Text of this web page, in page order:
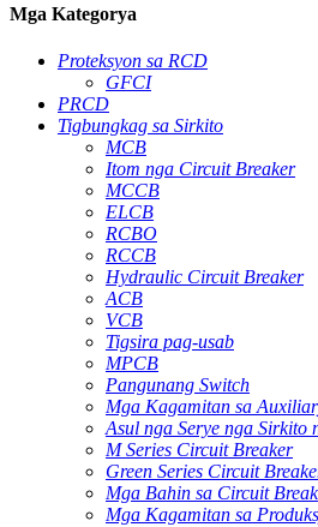
Mga Kategorya
Proteksyon sa RCD
GFCI
PRCD
Tigbungkag sa Sirkito
MCB
Itom nga Circuit Breaker
MCCB
ELCB
RCBO
RCCB
Hydraulic Circuit Breaker
ACB
VCB
Tigsira pag-usab
MPCB
Pangunang Switch
Mga Kagamitan sa
Asul nga Serye nga Sirkito
M Series Circuit Breaker
Green Series Circuit
Mga Bahin sa Circuit Break
Mga Kagamitan sa